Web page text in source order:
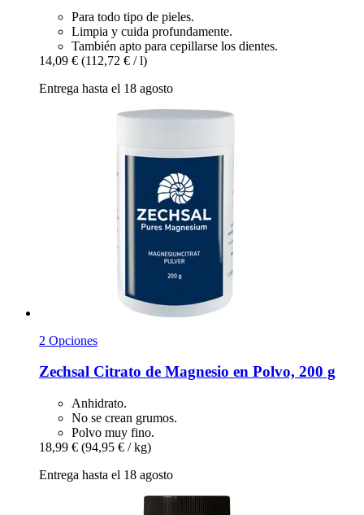
Para todo tipo de pieles.
Limpia y cuida profundamente.
También apto para cepillarse los dientes.
14,09 € (112,72 € / l)
Entrega hasta el 18 agosto
2 Opciones
Zechsal Citrato de Magnesio en Polvo, 200 g
Anhidrato.
No se crean grumos.
Polvo muy fino.
18,99 € (94,95 € / kg)
Entrega hasta el 18 agosto